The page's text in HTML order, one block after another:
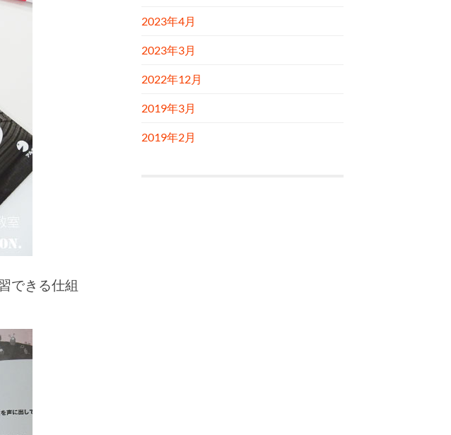
できる仕組
2023年4月
2023年3月
2022年12月
2019年3月
2019年2月